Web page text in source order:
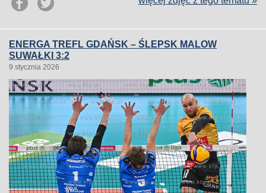
ENERGA TREFL GDAŃSK – ŚLEPSK MALOW
SUWAŁKI 3:2
9 stycznia 2026